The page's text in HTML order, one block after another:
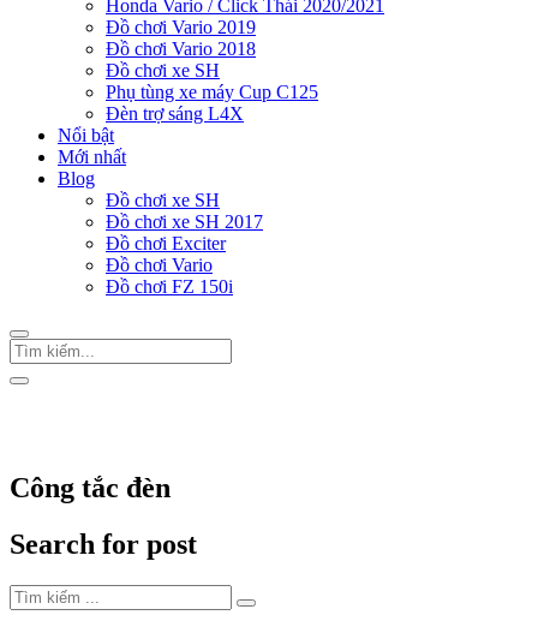
Honda Vario / Click Thái 2020/2021
Đồ chơi Vario 2019
Đồ chơi Vario 2018
Đồ chơi xe SH
Phụ tùng xe máy Cup C125
Đèn trợ sáng L4X
Nổi bật
Mới nhất
Blog
Đồ chơi xe SH
Đồ chơi xe SH 2017
Đồ chơi Exciter
Đồ chơi Vario
Đồ chơi FZ 150i
Công tắc đèn
Search for post